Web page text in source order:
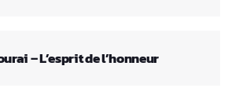
– L’esprit de l’honneur